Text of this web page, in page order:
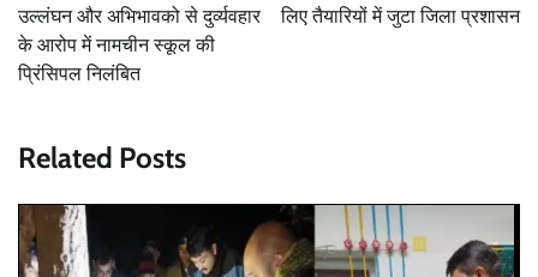
उल्लंघन और अभिभावको से दुर्व्यवहार
के आरोप में नामचीन स्कूल की
प्रिंसिपल निलंबित
लिए तैयारियों में जुटा जिला प्रशासन
Related Posts